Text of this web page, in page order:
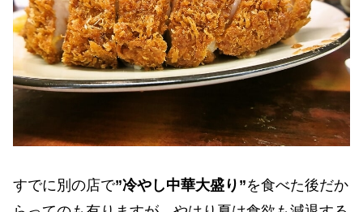
すでに別の店で”冷やし中華大盛り”を食べた後だか